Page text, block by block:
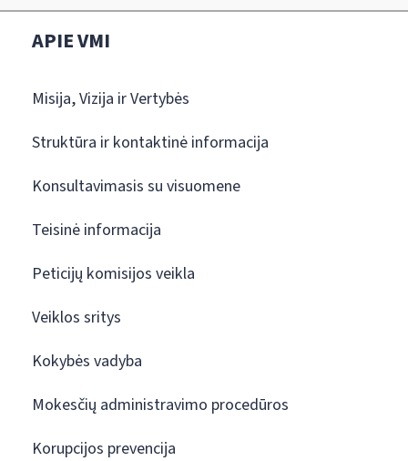
APIE VMI
Misija, Vizija ir Vertybės
Struktūra ir kontaktinė informacija
Konsultavimasis su visuomene
Teisinė informacija
Peticijų komisijos veikla
Veiklos sritys
Kokybės vadyba
Mokesčių administravimo procedūros
Korupcijos prevencija